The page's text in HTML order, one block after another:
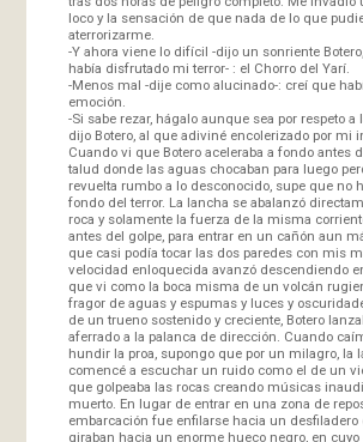
loco y la sensación de que nada de lo que
aterrorizarme.
-Y ahora viene lo difícil -dijo un sonriente
había disfrutado mi terror- : el Chorro del Yarí.
-Menos mal -dije como alucinado-: creí que
emoción.
-Si sabe rezar, hágalo aunque sea por respeto a
dijo Botero, al que adiviné encolerizado por mi
Cuando vi que Botero aceleraba a fondo antes
talud donde las aguas chocaban para luego
revuelta rumbo a lo desconocido, supe que no
fondo del terror. La lancha se abalanzó
roca y solamente la fuerza de la misma
antes del golpe, para entrar en un cañón aun
que casi podía tocar las dos paredes con mis
velocidad enloquecida avanzó descendiendo
que vi como la boca misma de un volcán
fragor de aguas y espumas y luces y
de un trueno sostenido y creciente, Botero
aferrado a la palanca de dirección. Cuando
hundir la proa, supongo que por un milagro, la
comencé a escuchar un ruido como el de un
que golpeaba las rocas creando músicas
muerto. En lugar de entrar en una zona de
embarcación fue enfilarse hacia un desfiladero
giraban hacia un enorme hueco negro, en cuyo